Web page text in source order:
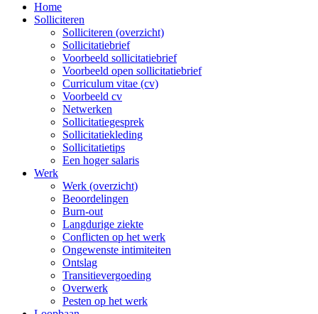
Home
Solliciteren
Solliciteren (overzicht)
Sollicitatiebrief
Voorbeeld sollicitatiebrief
Voorbeeld open sollicitatiebrief
Curriculum vitae (cv)
Voorbeeld cv
Netwerken
Sollicitatiegesprek
Sollicitatiekleding
Sollicitatietips
Een hoger salaris
Werk
Werk (overzicht)
Beoordelingen
Burn-out
Langdurige ziekte
Conflicten op het werk
Ongewenste intimiteiten
Ontslag
Transitievergoeding
Overwerk
Pesten op het werk